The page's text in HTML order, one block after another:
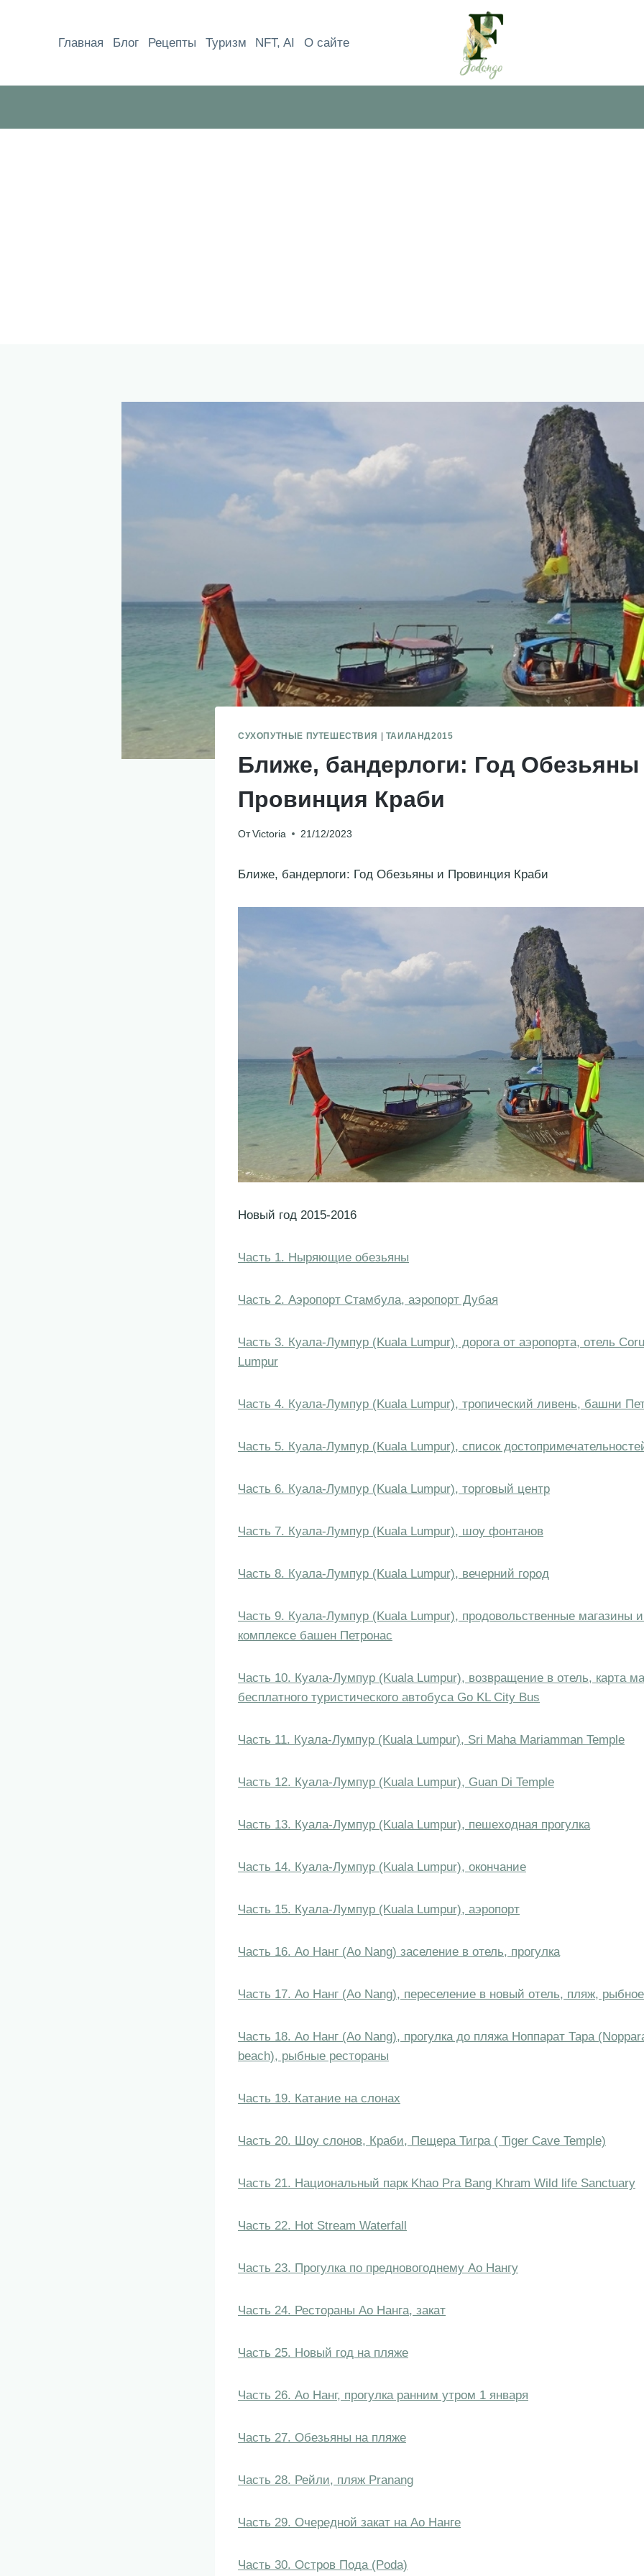
содержимомуГлавная Блог Рецепты Туризм NFT, AI О сайте
СУХОПУТНЫЕ ПУТЕШЕСТВИЯ ТАИЛАНД2015
Ближе, бандерлоги: Год Обезьяны
Провинция Краби
От Victoria 21/12/2023
Ближе, бандерлоги: Год Обезьяны и Провинция Краби
Новый год 2015-2016
Часть 1. Ныряющие обезьяны
Часть 2. Аэропорт Стамбула, аэропорт Дубая
Часть 3. Куала-Лумпур (Kuala Lumpur), дорога от аэропорта, отель
Lumpur
Часть 4. Куала-Лумпур (Kuala Lumpur), тропический ливень, башни
Часть 5. Куала-Лумпур (Kuala Lumpur), список
Часть 6. Куала-Лумпур (Kuala Lumpur), торговый центр
Часть 7. Куала-Лумпур (Kuala Lumpur), шоу фонтанов
Часть 8. Куала-Лумпур (Kuala Lumpur), вечерний город
Часть 9. Куала-Лумпур (Kuala Lumpur), продовольственные магазины
комплексе башен Петронас
Часть 10. Куала-Лумпур (Kuala Lumpur), возвращение в отель, карта
бесплатного туристического автобуса Go KL City Bus
Часть 11. Куала-Лумпур (Kuala Lumpur), Sri Maha Mariamman Temple
Часть 12. Куала-Лумпур (Kuala Lumpur), Guan Di Temple
Часть 13. Куала-Лумпур (Kuala Lumpur), пешеходная прогулка
Часть 14. Куала-Лумпур (Kuala Lumpur), окончание
Часть 15. Куала-Лумпур (Kuala Lumpur), аэропорт
Часть 16. Ао Нанг (Ao Nang) заселение в отель, прогулка
Часть 17. Ао Нанг (Ao Nang), переселение в новый отель, пляж,
Часть 18. Ао Нанг (Ao Nang), прогулка до пляжа Ноппарат Тара
beach), рыбные рестораны
Часть 19. Катание на слонах
Часть 20. Шоу слонов, Краби, Пещера Тигра ( Tiger Cave Temple)
Часть 21. Национальный парк Khao Pra Bang Khram Wild life Sanctuary
Часть 22. Hot Stream Waterfall
Часть 23. Прогулка по предновогоднему Ао Нангу
Часть 24. Рестораны Ао Нанга, закат
Часть 25. Новый год на пляже
Часть 26. Ао Нанг, прогулка ранним утром 1 января
Часть 27. Обезьяны на пляже
Часть 28. Рейли, пляж Pranang
Часть 29. Очередной закат на Ао Нанге
Часть 30. Остров Пода (Poda)